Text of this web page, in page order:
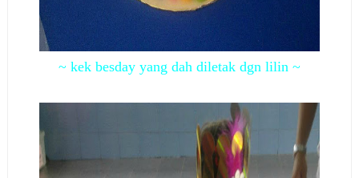
~ kek besday yang dah diletak dgn lilin ~